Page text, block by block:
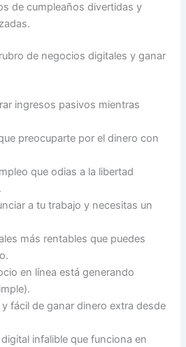
de cumpleaños divertidas y
de negocios digitales y ganar
ingresos pasivos mientras
preocuparte por el dinero con
que odias a la libertad
a tu trabajo y necesitas un
más rentables que puedes
en línea está generando
fácil de ganar dinero extra desde
infalible que funciona en